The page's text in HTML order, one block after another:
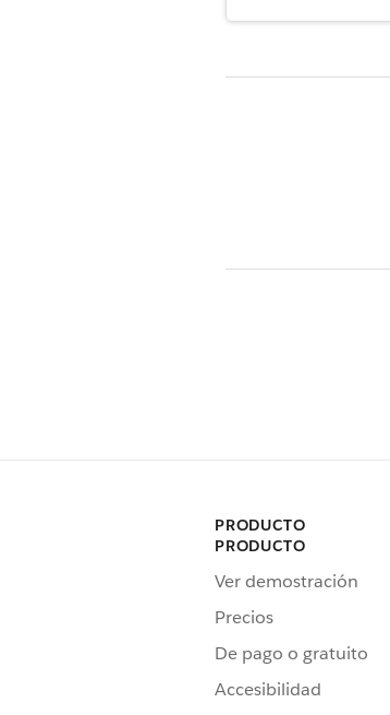
PRODUCTO
PRODUCTO
Ver demostración
Precios
De pago o gratuito
Accesibilidad